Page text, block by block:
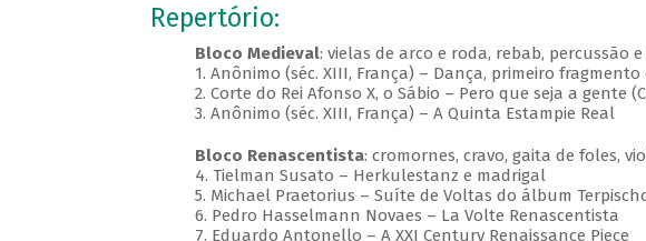
Repertório:
Bloco Medieval: vielas de arco e roda, rebab, percussão
1. Anônimo (séc. XIII, França) – Dança, primeiro
2. Corte do Rei Afonso X, o Sábio – Pero que seja a gente
3. Anônimo (séc. XIII, França) – A Quinta Estampie Real
Bloco Renascentista: cromornes, cravo, gaita de foles,
4. Tielman Susato – Herkulestanz e madrigal
5. Michael Praetorius – Suíte de Voltas do álbum
6. Pedro Hasselmann Novaes – La Volte Renascentista
7. Eduardo Antonello – A XXI Century Renaissance Piece